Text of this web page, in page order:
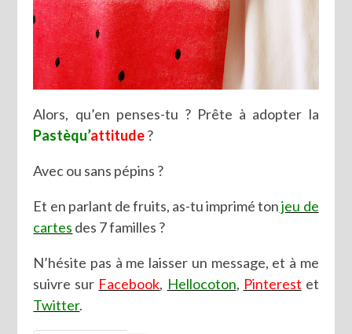
Alors, qu’en penses-tu ? Prête à adopter la
Pastèqu’attitude?
Avec ou sans pépins ?
Et en parlant de fruits, as-tu imprimé tonjeu de
cartes des 7 familles ?
N’hésite pas à me laisser un message, et à me
suivre sur Facebook, Hellocoton, Pinterest et
Twitter.